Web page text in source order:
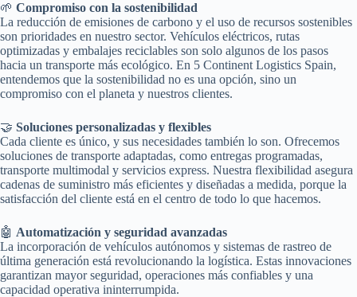
🌱 Compromiso con la sostenibilidad
La reducción de emisiones de carbono y el uso de recursos sostenibles
son prioridades en nuestro sector. Vehículos eléctricos, rutas
optimizadas y embalajes reciclables son solo algunos de los pasos
hacia un transporte más ecológico. En 5 Continent Logistics Spain,
entendemos que la sostenibilidad no es una opción, sino un
compromiso con el planeta y nuestros clientes.
🤝 Soluciones personalizadas y flexibles
Cada cliente es único, y sus necesidades también lo son. Ofrecemos
soluciones de transporte adaptadas, como entregas programadas,
transporte multimodal y servicios express. Nuestra flexibilidad asegura
cadenas de suministro más eficientes y diseñadas a medida, porque la
satisfacción del cliente está en el centro de todo lo que hacemos.
🤖 Automatización y seguridad avanzadas
La incorporación de vehículos autónomos y sistemas de rastreo de
última generación está revolucionando la logística. Estas innovaciones
garantizan mayor seguridad, operaciones más confiables y una
capacidad operativa ininterrumpida.